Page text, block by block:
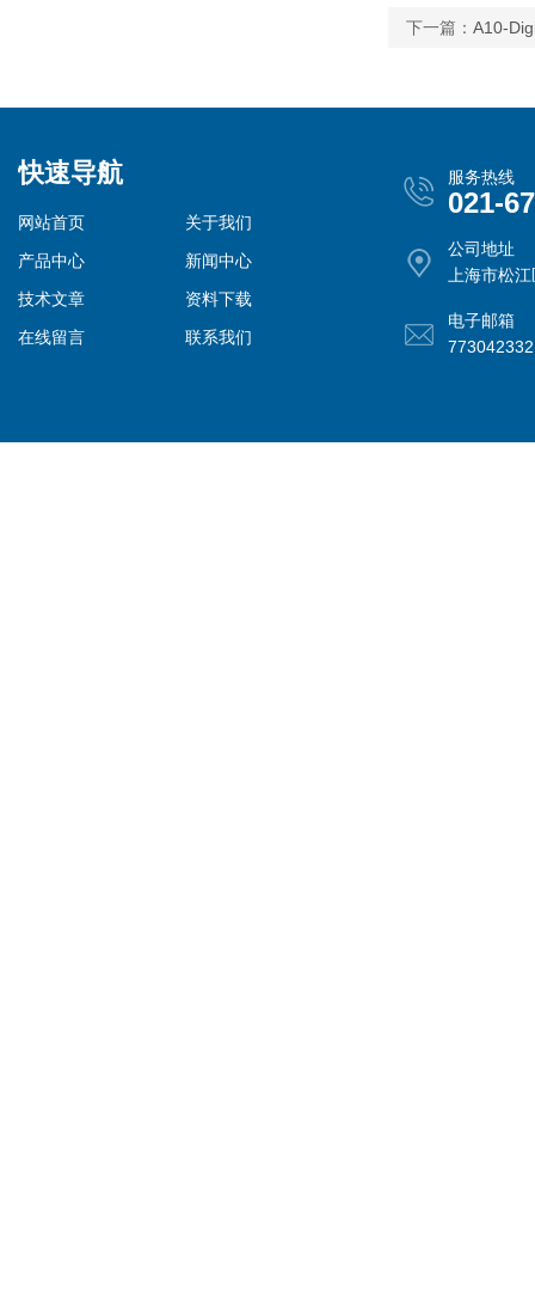
下一篇： A10-
快速导航
网站首页
关于我们
产品中心
新闻中心
技术文章
资料下载
在线留言
联系我们
服务热线
021-
公司地址
上海市松
电子邮箱